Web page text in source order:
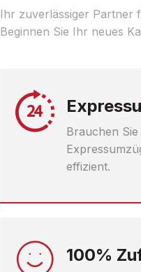
Ihr zuverlässiger Partner
Beginnen Sie Ihr neues
Brauchen
effizient.
100%